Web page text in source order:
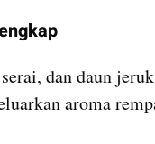
dan daun
aroma